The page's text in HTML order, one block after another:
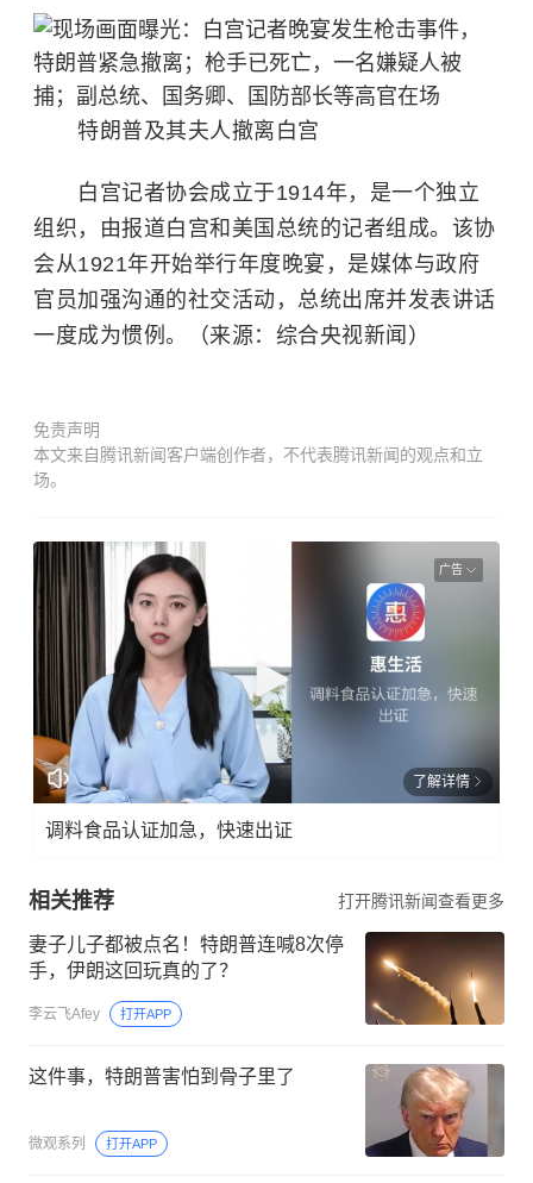
特朗普及其夫人撤离白宫
白宫记者协会成立于1914年，是一个独立
组织，由报道白宫和美国总统的记者组成。该协
会从1921年开始举行年度晚宴，是媒体与政府
官员加强沟通的社交活动，总统出席并发表讲话
一度成为惯例。（来源：综合央视新闻）
免责声明
本文来自腾讯新闻客户端创作者，不代表腾讯新闻的观点和立
场。
广告
了解详情
调料食品认证加急，快速出证
相关推荐 打开腾讯新闻查看更多
妻子儿子都被点名！特朗普连喊8次停
手，伊朗这回玩真的了？
李云飞Afey 打开APP
这件事，特朗普害怕到骨子里了
微观系列 打开APP